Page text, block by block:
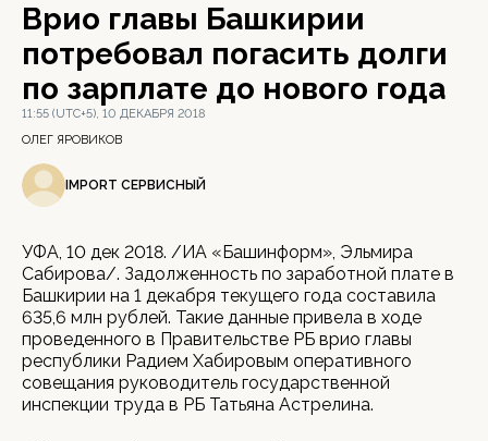
Врио главы Башкирии
потребовал погасить долги
по зарплате до нового года
11:55 (UTC+5), 10 ДЕКАБРЯ 2018
ОЛЕГ ЯРОВИКОВ
IMPORT СЕРВИСНЫЙ
УФА, 10 дек 2018. /ИА «Башинформ», Эльмира
Сабирова/. Задолженность по заработной плате в
Башкирии на 1 декабря текущего года составила
635,6 млн рублей. Такие данные привела в ходе
проведенного в Правительстве РБ врио главы
республики Радием Хабировым оперативного
совещания руководитель государственной
инспекции труда в РБ Татьяна Астрелина.